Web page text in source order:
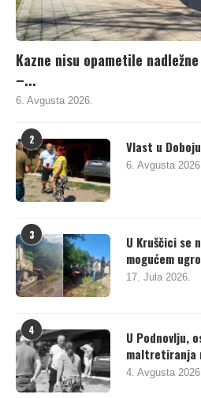
Kazne nisu opametile
–...
6. Avgusta 2026.
2 Vlast u
6. Avgusta
3
U Kruščici se
mogućem
17. Jula 2026.
4
U Podnovlju,
maltretiranja
4. Avgusta